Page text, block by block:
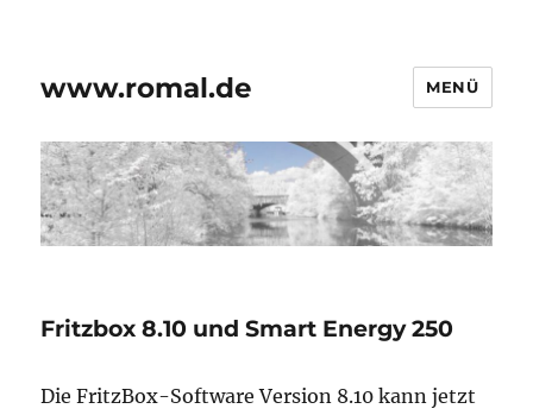
www.romal.de MENÜ
Fritzbox 8.10 und Smart Energy 250
Die FritzBox-Software Version 8.10 kann jetzt